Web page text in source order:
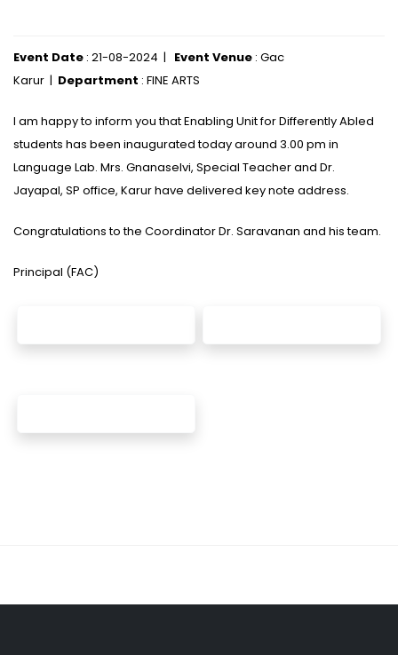
Event Date : 21-08-2024 | Event Venue : Gac
Karur | Department : FINE ARTS
I am happy to inform you that Enabling Unit for Differently Abled
students has been inaugurated today around 3.00 pm in
Language Lab. Mrs. Gnanaselvi, Special Teacher and Dr.
Jayapal, SP office, Karur have delivered key note address.
Congratulations to the Coordinator Dr. Saravanan and his team.
Principal (FAC)